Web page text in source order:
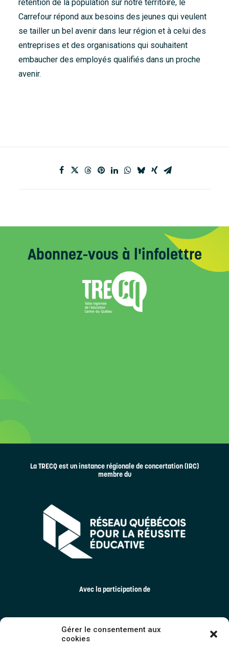
Gérer le consentement aux
cookies
rétention de la population sur notre territoire, le
Carrefour répond aux besoins des jeunes qui veulent
se tailler un bel avenir dans leur région et à celui des
entreprises et des organisations qui souhaitent
embaucher des employés qualifiés dans un proche
avenir.
Abonnez-vous à l'infolettre
La TRECQ est un instance régionale de concertation (IRC)
membre du
Avec la participation de